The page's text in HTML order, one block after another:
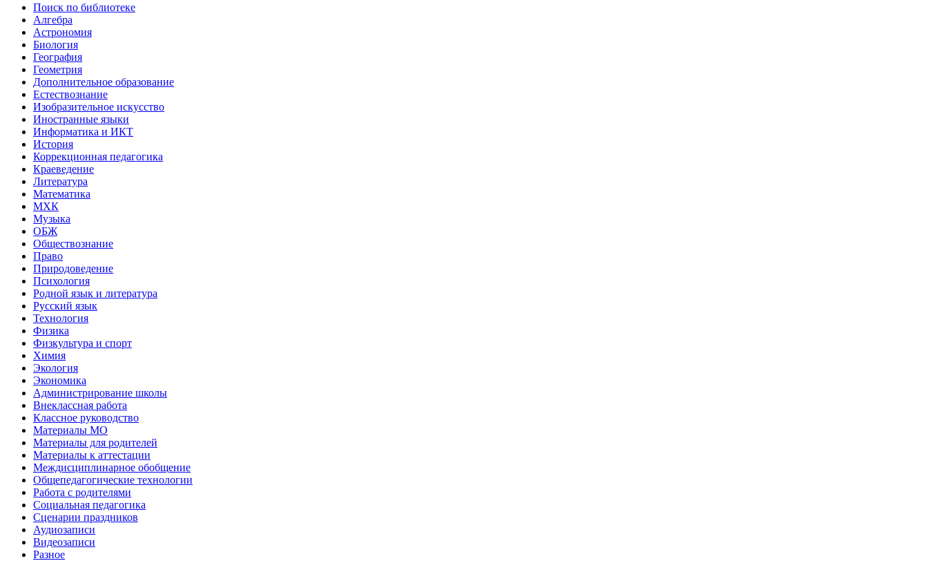
Поиск по библиотеке
Алгебра
Астрономия
Биология
География
Геометрия
Дополнительное образование
Естествознание
Изобразительное искусство
Иностранные языки
Информатика и ИКТ
История
Коррекционная педагогика
Краеведение
Литература
Математика
МХК
Музыка
ОБЖ
Обществознание
Право
Природоведение
Психология
Родной язык и литература
Русский язык
Технология
Физика
Физкультура и спорт
Химия
Экология
Экономика
Администрирование школы
Внеклассная работа
Классное руководство
Материалы МО
Материалы для родителей
Материалы к аттестации
Междисциплинарное обобщение
Общепедагогические технологии
Работа с родителями
Социальная педагогика
Сценарии праздников
Аудиозаписи
Видеозаписи
Разное